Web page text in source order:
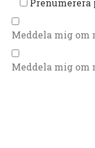
Meddela mig om
Meddela mig om